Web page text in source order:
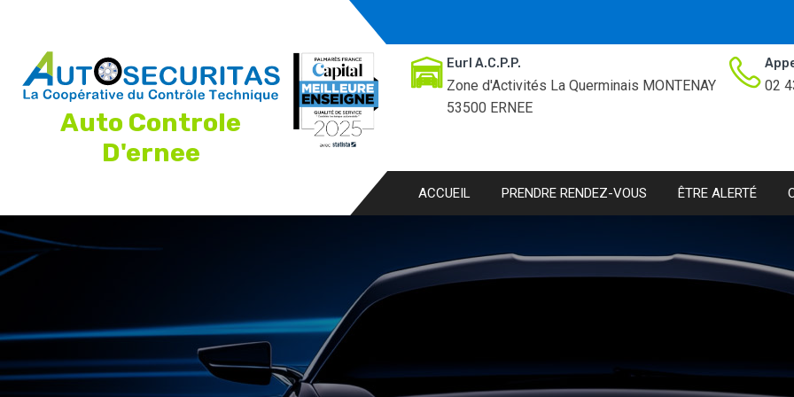
Auto Controle
D'ernee
Eurl A.C.P.P.
Zone d'Activités La Querminais MONTENAY
53500 ERNEE
02
ACCUEIL PRENDRE RENDEZ-VOUS ÊTRE ALERTÉ